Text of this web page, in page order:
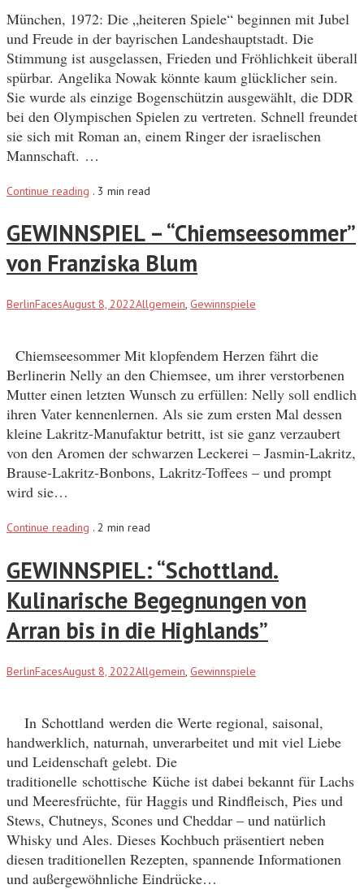
München, 1972: Die „heiteren Spiele“ beginnen mit Jubel
und Freude in der bayrischen Landeshauptstadt. Die
Stimmung ist ausgelassen, Frieden und Fröhlichkeit überall
spürbar. Angelika Nowak könnte kaum glücklicher sein.
Sie wurde als einzige Bogenschützin ausgewählt, die DDR
bei den Olympischen Spielen zu vertreten. Schnell freundet
sie sich mit Roman an, einem Ringer der israelischen
Mannschaft. …
Continue reading . 3 min read
GEWINNSPIEL – “Chiemseesommer”
von Franziska Blum
BerlinFacesAugust 8, 2022Allgemein, Gewinnspiele
Chiemseesommer Mit klopfendem Herzen fährt die
Berlinerin Nelly an den Chiemsee, um ihrer verstorbenen
Mutter einen letzten Wunsch zu erfüllen: Nelly soll endlich
ihren Vater kennenlernen. Als sie zum ersten Mal dessen
kleine Lakritz-Manufaktur betritt, ist sie ganz verzaubert
von den Aromen der schwarzen Leckerei – Jasmin-Lakritz,
Brause-Lakritz-Bonbons, Lakritz-Toffees – und prompt
wird sie…
Continue reading . 2 min read
GEWINNSPIEL: “Schottland.
Kulinarische Begegnungen von
Arran bis in die Highlands”
BerlinFacesAugust 8, 2022Allgemein, Gewinnspiele
In Schottland werden die Werte regional, saisonal,
handwerklich, naturnah, unverarbeitet und mit viel Liebe
und Leidenschaft gelebt. Die
traditionelle schottische Küche ist dabei bekannt für Lachs
und Meeresfrüchte, für Haggis und Rindfleisch, Pies und
Stews, Chutneys, Scones und Cheddar – und natürlich
Whisky und Ales. Dieses Kochbuch präsentiert neben
diesen traditionellen Rezepten, spannende Informationen
und außergewöhnliche Eindrücke…